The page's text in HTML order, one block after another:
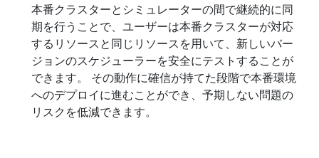
本番クラスターとシミュレーターの間で継続的に同
期を行うことで、ユーザーは本番クラスターが対応
するリソースと同じリソースを用いて、新しいバー
ジョンのスケジューラーを安全にテストすることが
できます。 その動作に確信が持てた段階で本番環境
へのデプロイに進むことができ、予期しない問題の
リスクを低減できます。